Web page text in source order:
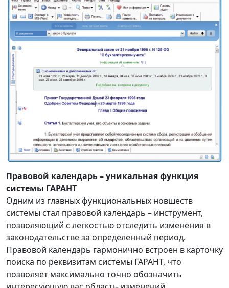
Правовой календарь – уникальная функция
системы ГАРАНТ
Одним из главных функциональных новшеств
системы стал правовой календарь – инструмент,
позволяющий с легкостью отследить изменения в
законодательстве за определенный период.
Правовой календарь гармонично встроен в карточку
поиска по реквизитам системы ГАРАНТ, что
позволяет максимально точно обозначить